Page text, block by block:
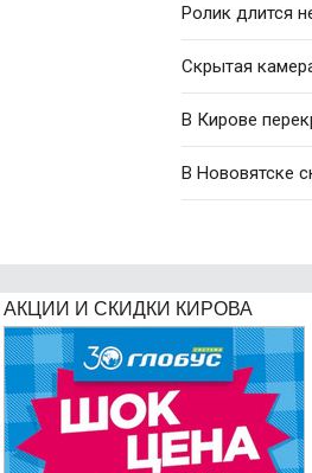
Ролик длится
Скрытая
В Кирове
В Нововятске
АКЦИИ И СКИДКИ КИРОВА